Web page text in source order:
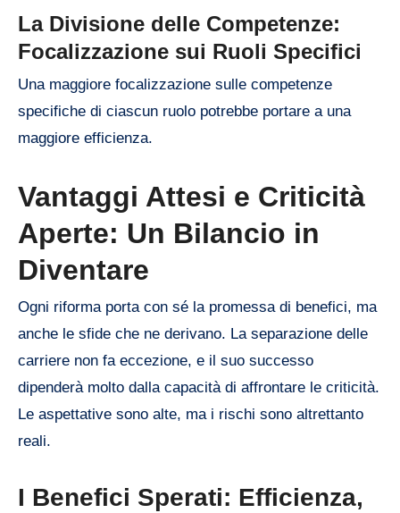
La Divisione delle Competenze:
Focalizzazione sui Ruoli Specifici
Una maggiore focalizzazione sulle competenze
specifiche di ciascun ruolo potrebbe portare a una
maggiore efficienza.
Vantaggi Attesi e Criticità
Aperte: Un Bilancio in
Diventare
Ogni riforma porta con sé la promessa di benefici, ma
anche le sfide che ne derivano. La separazione delle
carriere non fa eccezione, e il suo successo
dipenderà molto dalla capacità di affrontare le criticità.
Le aspettative sono alte, ma i rischi sono altrettanto
reali.
I Benefici Sperati: Efficienza,